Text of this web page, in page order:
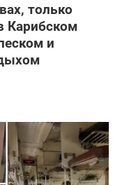
только
Карибском
и